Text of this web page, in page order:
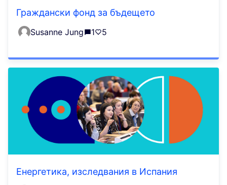
Граждански фонд за бъдещето
Susanne Jung 1 5
Енергетика, изследвания в Испания